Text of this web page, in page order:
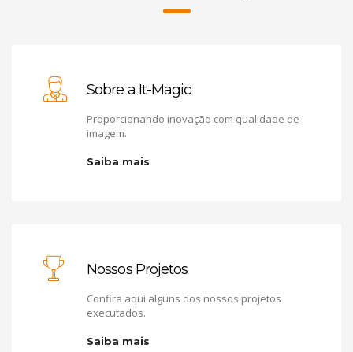
Sobre a It-Magic
Proporcionando inovação com qualidade de
imagem.
Saiba mais
Nossos Projetos
Confira aqui alguns dos nossos projetos
executados.
Saiba mais